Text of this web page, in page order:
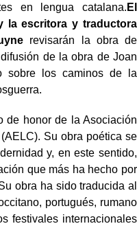
en lengua catalana. El
la escritora y traductora
revisarán la obra de
de la obra de Joan
sobre los caminos de la
de honor de la Asociación
Su obra poética se
y, en este sentido,
que más ha hecho por
obra ha sido traducida al
portugués, rumano
festivales internacionales